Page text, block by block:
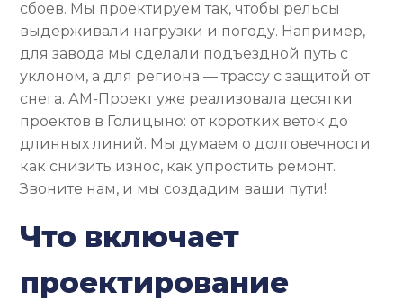
сбоев. Мы проектируем так, чтобы рельсы
выдерживали нагрузки и погоду. Например,
для завода мы сделали подъездной путь с
уклоном, а для региона — трассу с защитой от
снега. АМ-Проект уже реализовала десятки
проектов в Голицыно: от коротких веток до
длинных линий. Мы думаем о долговечности:
как снизить износ, как упростить ремонт.
Звоните нам, и мы создадим ваши пути!
Что включает
проектирование